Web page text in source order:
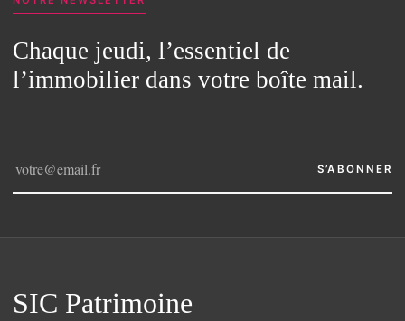
Chaque jeudi, l’essentiel de
l’immobilier dans votre boîte mail.
S’ABONNER
SIC Patrimoine